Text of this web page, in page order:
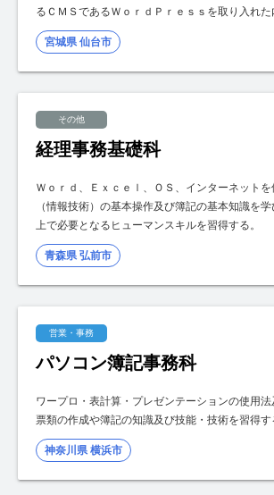
るＣＭＳであるＷｏｒｄＰｒｅｓｓを取り入れた
宮城県 仙台市
その他
経理事務基礎科
Ｗｏｒｄ、Ｅｘｃｅｌ、ＯＳ、インターネットを
（情報技術）の基本操作及び簿記の基本知識を
上で必要となるヒューマンスキルを習得する。
青森県 弘前市
営業・事務
パソコン簿記事務科
ワープロ・表計算・プレゼンテーションの使用
票類の作成や簿記の知識及び技能・技術を習得す
神奈川県 横浜市